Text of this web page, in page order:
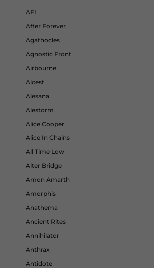
AFI
After Forever
Agathocles
Agnostic Front
Airbourne
Alcest
Alesana
Alestorm
Alice Cooper
Alice In Chains
All Time Low
Alter Bridge
Amon Amarth
Amorphis
Anathema
Ancient Rites
Annihilator
Anthrax
Antidote